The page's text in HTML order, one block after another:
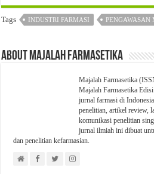
Tags INDUSTRI FARMASI PENGAWASAN
About Majalah Farmasetika
Majalah Farmasetika
Majalah Farmasetika
jurnal farmasi di
penelitian, artikel review,
komunikasi penelitian
jurnal ilmiah ini dibuat
dan penelitian kefarmasian.